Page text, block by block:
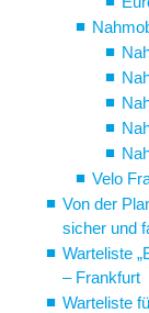
Velo
Von der
sicher und
Warteliste
– Frankfurt
Warteliste